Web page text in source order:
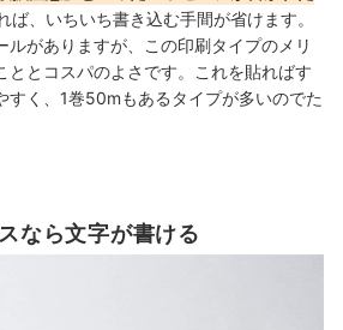
ば、いちいち書き込む手間が省けます。
ルがありますが、この印刷タイプのメリ
ととコスパのよさです。これを貼ればす
すく、1巻50mもあるタイプが多いのでた
なら文字が書ける